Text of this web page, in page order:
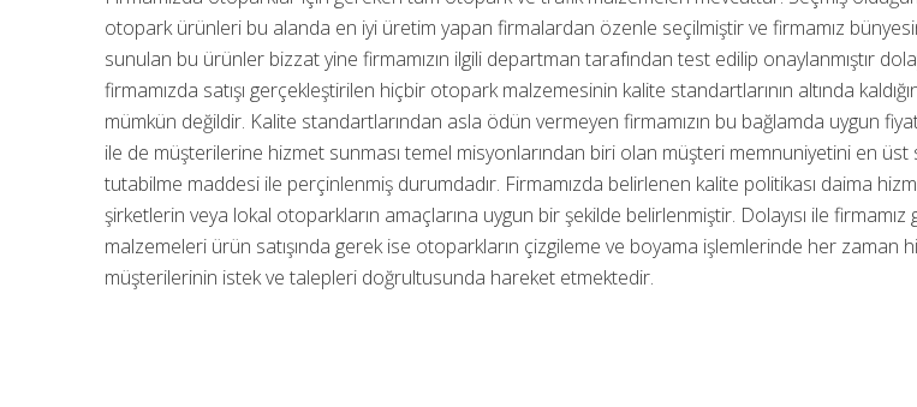
otopark ürünleri bu alanda en iyi üretim yapan firmalardan özenle seçilmiştir ve firmamız
sunulan bu ürünler bizzat yine firmamızın ilgili departman tarafından test edilip onaylanmıştır
firmamızda satışı gerçekleştirilen hiçbir otopark malzemesinin kalite standartlarının altında
mümkün değildir. Kalite standartlarından asla ödün vermeyen firmamızın bu bağlamda uygun
ile de müşterilerine hizmet sunması temel misyonlarından biri olan müşteri memnuniyetini en üst
tutabilme maddesi ile perçinlenmiş durumdadır. Firmamızda belirlenen kalite politikası daima
şirketlerin veya lokal otoparkların amaçlarına uygun bir şekilde belirlenmiştir. Dolayısı ile
malzemeleri ürün satışında gerek ise otoparkların çizgileme ve boyama işlemlerinde her zaman
müşterilerinin istek ve talepleri doğrultusunda hareket etmektedir.